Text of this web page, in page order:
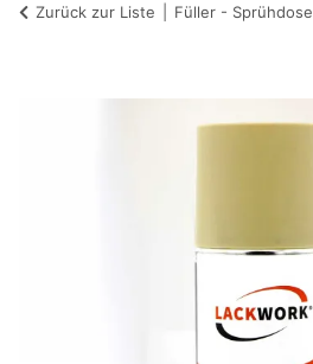
Zurück zur Liste Füller - Sprühdose